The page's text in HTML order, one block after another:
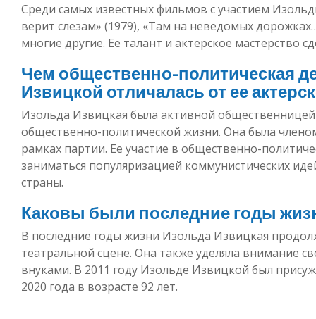
Среди самых известных фильмов с участием
верит слезам» (1979), «Там на неведомых
многие другие. Ее талант и актерское мастерство
Чем общественно-политическая
Извицкой отличалась от ее
Изольда Извицкая была активной
общественно-политической жизни. Она была
рамках партии. Ее участие в общественно-
заниматься популяризацией коммунистических
страны.
Каковы были последние годы
В последние годы жизни Изольда Извицкая
театральной сцене. Она также уделяла внимание
внуками. В 2011 году Изольде Извицкой был
2020 года в возрасте 92 лет.